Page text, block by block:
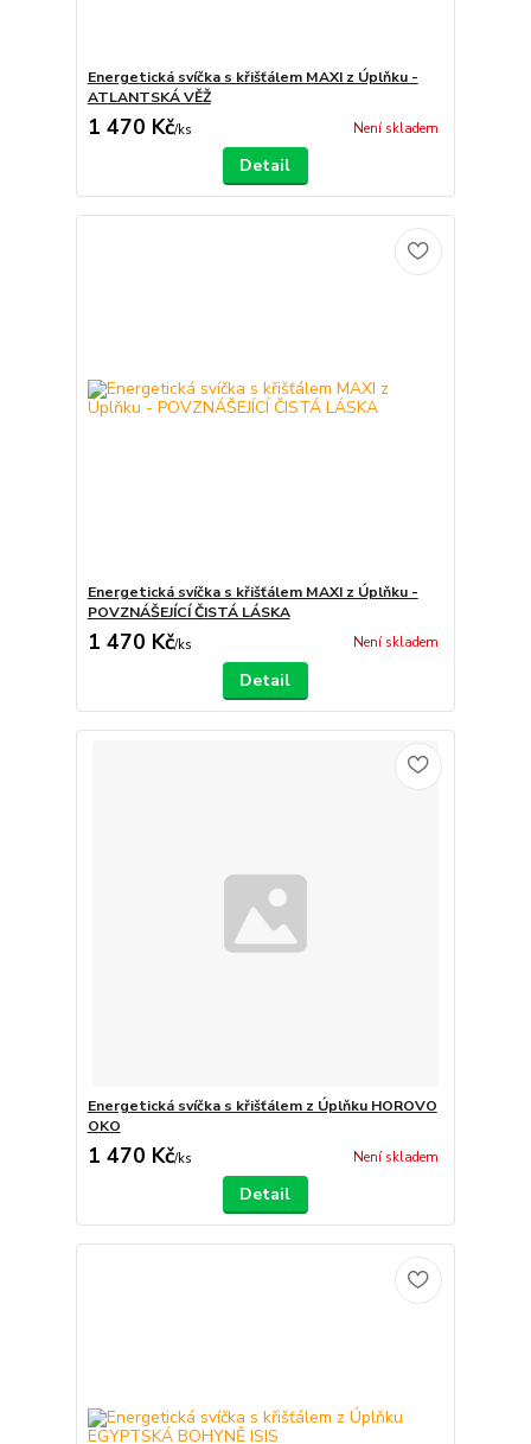
Energetická svíčka s křišťálem MAXI z Úplňku -
ATLANTSKÁ VĚŽ
1 470 Kč/ks Není skladem
Detail
Energetická svíčka s křišťálem MAXI z Úplňku -
POVZNÁŠEJÍCÍ ČISTÁ LÁSKA
1 470 Kč/ks Není skladem
Detail
Energetická svíčka s křišťálem z Úplňku HOROVO
OKO
1 470 Kč/ks Není skladem
Detail